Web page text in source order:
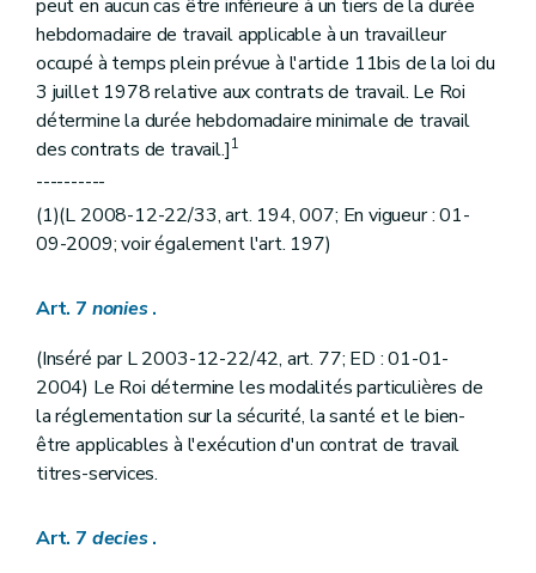
peut en aucun cas être inférieure à un tiers de la durée
hebdomadaire de travail applicable à un travailleur
occupé à temps plein prévue à l'article 11bis de la loi du
3 juillet 1978 relative aux contrats de travail. Le Roi
détermine la durée hebdomadaire minimale de travail
des contrats de travail.]1
----------
(1)(L 2008-12-22/33, art. 194, 007; En vigueur : 01-
09-2009; voir également l'art. 197)
Art. 7 nonies.
(Inséré par L 2003-12-22/42, art. 77; ED : 01-01-
2004) Le Roi détermine les modalités particulières de
la réglementation sur la sécurité, la santé et le bien-
être applicables à l'exécution d'un contrat de travail
titres-services.
Art. 7 decies.